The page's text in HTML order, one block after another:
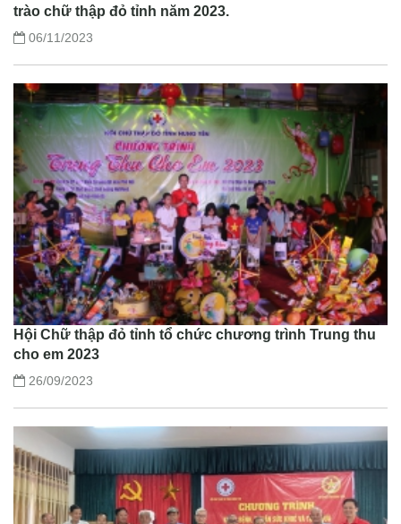
trào chữ thập đỏ tỉnh năm 2023.
06/11/2023
Hội Chữ thập đỏ tỉnh tổ chức chương trình Trung thu
cho em 2023
26/09/2023